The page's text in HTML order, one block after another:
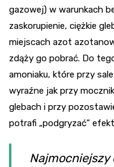
gazowej) w warunkach
zaskorupienie, ciężkie
miejscach azot
zdąży go pobrać. Do
amoniaku, które przy
wyraźne jak przy
glebach i przy
potrafi „podgryzać”